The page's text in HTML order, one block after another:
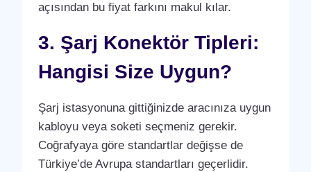
açısından bu fiyat farkını makul kılar.
3. Şarj Konektör Tipleri:
Hangisi Size Uygun?
Şarj istasyonuna gittiğinizde aracınıza uygun
kabloyu veya soketi seçmeniz gerekir.
Coğrafyaya göre standartlar değişse de
Türkiye’de Avrupa standartları geçerlidir.